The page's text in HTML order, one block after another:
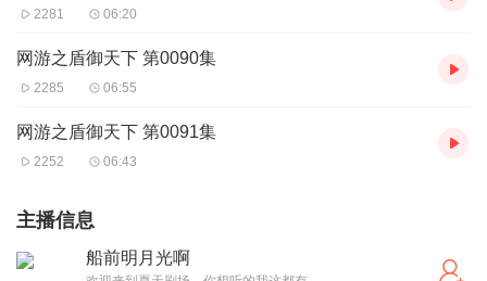
2281 06:20
网游之盾御天下 第0090集
2285 06:55
网游之盾御天下 第0091集
2252 06:43
主播信息
船前明月光啊